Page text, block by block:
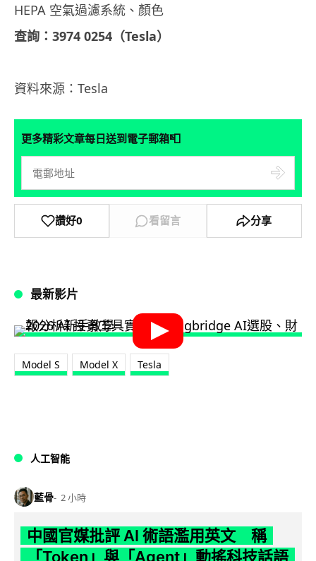
HEPA 空氣過濾系統、顏色
查詢：3974 0254（Tesla）
資料來源：Tesla
更多精彩文章每日送到電子郵箱📮
讚好0 看留言 分享
最新影片
Model S Model X Tesla
人工智能
藍骨 2 小時
中國官媒批評 AI 術語濫用英文 稱
「Token」與「Agent」動搖科技話語